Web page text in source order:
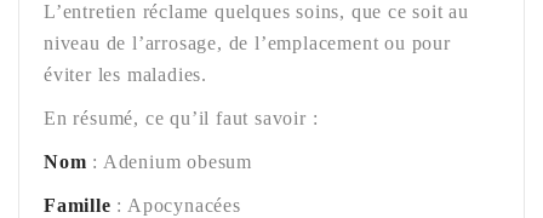
L’entretien réclame quelques soins, que ce soit au
niveau de l’arrosage, de l’emplacement ou pour
éviter les maladies.
En résumé, ce qu’il faut savoir :
Nom : Adenium obesum
Famille : Apocynacées